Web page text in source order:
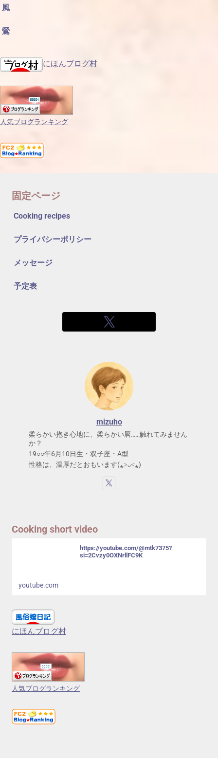
風
鶯
にほんブログ村
人気ブログランキング
固定ページ
Cooking recipes
プライバシーポリシー
メッセージ
予定表
mizuho
柔らかい抱き心地に、柔らかい唇……触れてみません
か？
19○○年6月10日生・双子座・A型
性格は、温厚だとおもいます(⁎˃ᴗ˂⁎)
Cooking short video
https://youtube.com/@mtk7375?
si=2Cvzy0OXNrllFC9K
youtube.com
にほんブログ村
人気ブログランキング